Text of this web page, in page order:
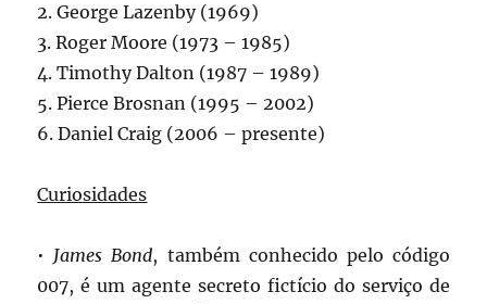
2. George Lazenby (1969)
3. Roger Moore (1973 – 1985)
4. Timothy Dalton (1987 – 1989)
5. Pierce Brosnan (1995 – 2002)
6. Daniel Craig (2006 – presente)
Curiosidades
• James Bond, também conhecido pelo código
007, é um agente secreto fictício do serviço de